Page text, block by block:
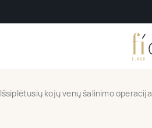
Išsiplėtusių kojų venų šalinimo operacija